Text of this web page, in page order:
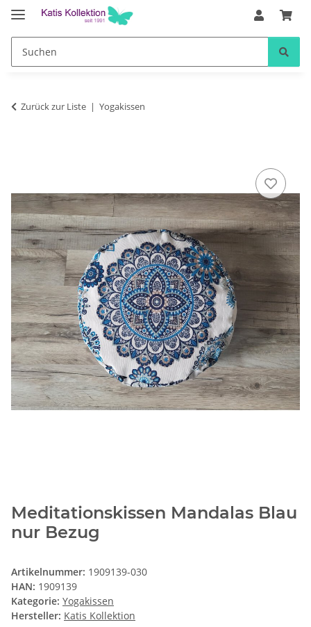
Zurück zur Liste Yogakissen
Meditationskissen Mandalas Blau
nur Bezug
Artikelnummer: 1909139-030
HAN: 1909139
Kategorie: Yogakissen
Hersteller: Katis Kollektion